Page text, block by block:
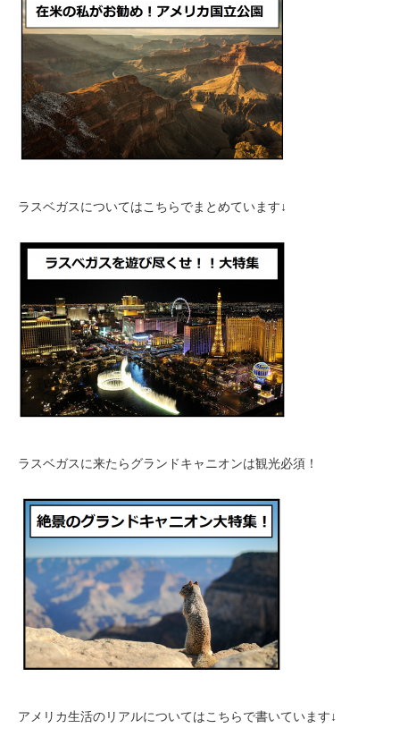
ラスベガスについてはこちらでまとめています↓
ラスベガスに来たらグランドキャニオンは観光必須！
アメリカ生活のリアルについてはこちらで書いています↓